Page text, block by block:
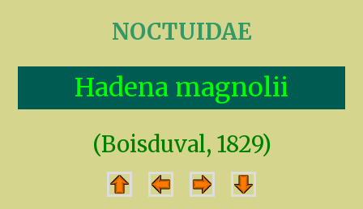
NOCTUIDAE
Hadena magnolii
(Boisduval, 1829)